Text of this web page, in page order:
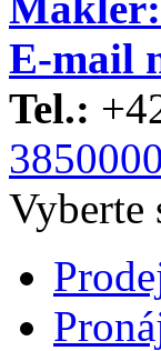
E-mail
Tel.:
Vyberte